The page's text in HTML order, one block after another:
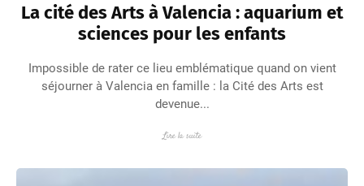
La cité des Arts à Valencia : aquarium et
sciences pour les enfants
Impossible de rater ce lieu emblématique quand on vient
séjourner à Valencia en famille : la Cité des Arts est
devenue...
Lire la suite